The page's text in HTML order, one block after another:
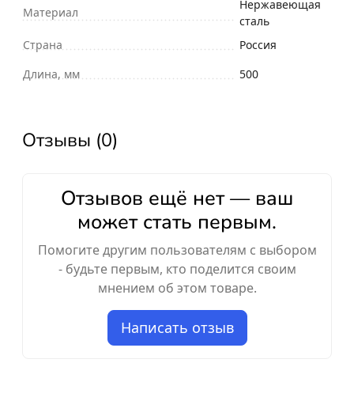
Материал
Нержавеющая
сталь
Страна
Россия
Длина, мм
500
Отзывы (0)
Отзывов ещё нет — ваш
может стать первым.
Помогите другим пользователям с выбором
- будьте первым, кто поделится своим
мнением об этом товаре.
Написать отзыв